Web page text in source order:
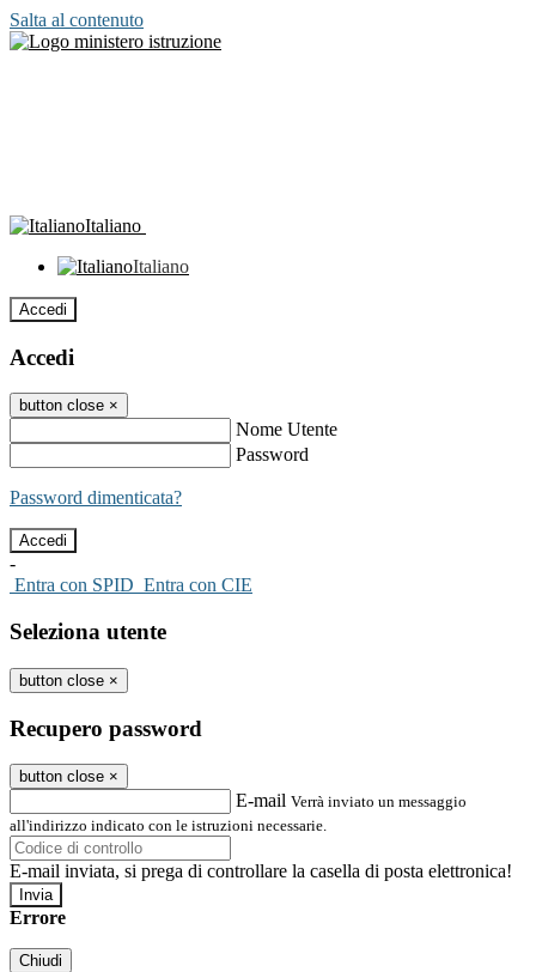
Salta al contenuto
Italiano
Italiano
Accedi
Accedi
button close ×
Nome Utente
Password
Password dimenticata?
-
Entra con SPID Entra con CIE
Seleziona utente
button close ×
Recupero password
button close ×
E-mail Verrà inviato un messaggio
all'indirizzo indicato con le istruzioni necessarie.
E-mail inviata, si prega di controllare la casella di posta elettronica!
Errore
Chiudi